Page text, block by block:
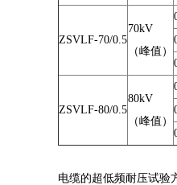
ZSVLF-70/0.5
70kV
（峰值）
ZSVLF-80/0.5
80kV
（峰值）
电缆的超低频耐压试验